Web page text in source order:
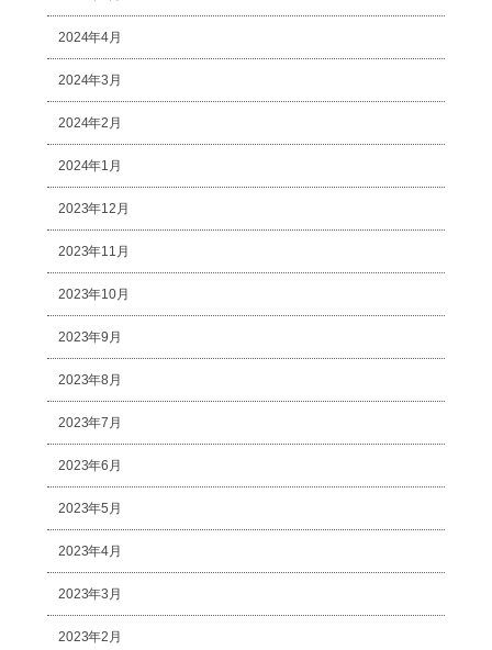
2024年4月
2024年3月
2024年2月
2024年1月
2023年12月
2023年11月
2023年10月
2023年9月
2023年8月
2023年7月
2023年6月
2023年5月
2023年4月
2023年3月
2023年2月